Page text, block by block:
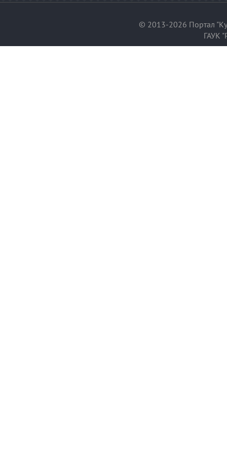
© 2013-2026 Портал
ГАУК